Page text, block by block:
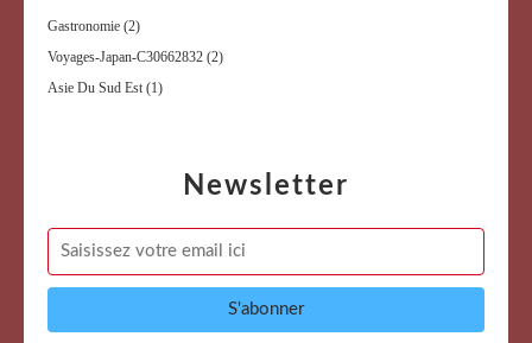
Newsletter
Gastronomie (2)
Voyages-Japan-C30662832 (2)
Asie Du Sud Est (1)